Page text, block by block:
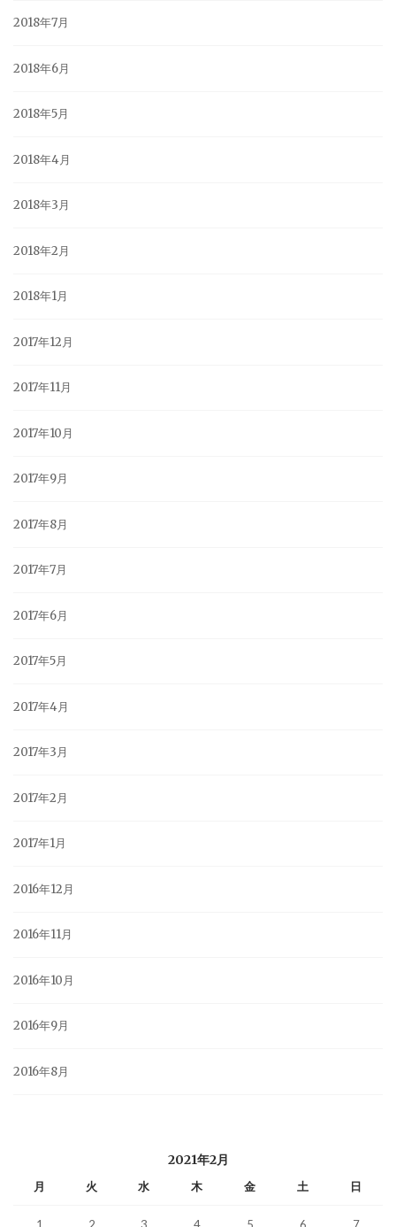
2018年7月
2018年6月
2018年5月
2018年4月
2018年3月
2018年2月
2018年1月
2017年12月
2017年11月
2017年10月
2017年9月
2017年8月
2017年7月
2017年6月
2017年5月
2017年4月
2017年3月
2017年2月
2017年1月
2016年12月
2016年11月
2016年10月
2016年9月
2016年8月
2021年2月
月 火 水 木 金 土 日